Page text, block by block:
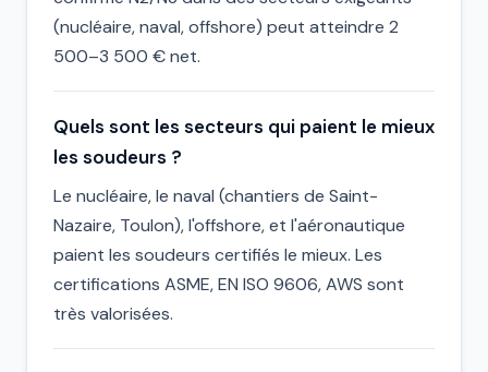
(nucléaire, naval, offshore) peut atteindre 2
500–3 500 € net.
Quels sont les secteurs qui paient le mieux
les soudeurs ?
Le nucléaire, le naval (chantiers de Saint-
Nazaire, Toulon), l'offshore, et l'aéronautique
paient les soudeurs certifiés le mieux. Les
certifications ASME, EN ISO 9606, AWS sont
très valorisées.